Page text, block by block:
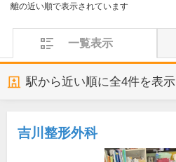
離の近い順で表示されています
一覧表示
駅から近い順に全4件を表示
吉川整形外科